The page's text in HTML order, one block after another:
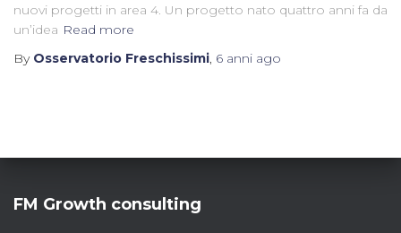
nuovi progetti in area 4. Un progetto nato quattro anni fa da
un’idea Read more
By Osservatorio Freschissimi, 6 anni ago
FM Growth consulting